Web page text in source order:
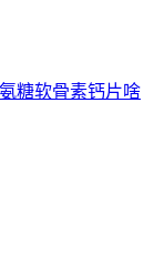
糖软骨素钙片啥